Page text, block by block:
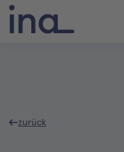
zurück